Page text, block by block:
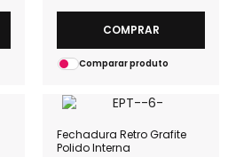
COMPRAR
Comparar produto
Fechadura Retro Grafite
Polido Interna